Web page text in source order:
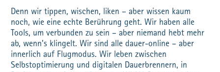
Denn wir tippen, wischen, liken – aber wissen kaum
noch, wie eine echte Berührung geht. Wir haben alle
Tools, um verbunden zu sein – aber niemand hebt mehr
ab, wenn’s klingelt. Wir sind alle dauer-online – aber
innerlich auf Flugmodus. Wir leben zwischen
Selbstoptimierung und digitalen Dauerbrennern, in